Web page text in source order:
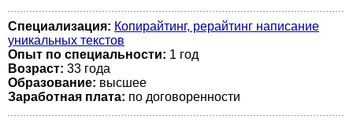
Специализация: Копирайтинг, рерайтинг написание
уникальных текстов
Опыт по специальности: 1 год
Возраст: 33 годa
Образование: высшее
Заработная плата: по договоренности